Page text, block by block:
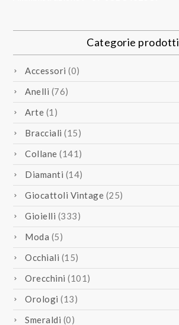
Categorie prodotti
Accessori (0)
Anelli (76)
Arte (1)
Bracciali (15)
Collane (141)
Diamanti (14)
Giocattoli Vintage (25)
Gioielli (333)
Moda (5)
Occhiali (15)
Orecchini (101)
Orologi (13)
Smeraldi (0)